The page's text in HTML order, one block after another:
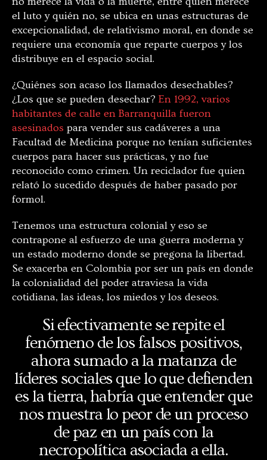
el luto y quién no, se ubica en unas estructuras de
excepcionalidad, de relativismo moral, en donde se
requiere una economía que reparte cuerpos y los
distribuye en el espacio social.
¿Quiénes son acaso los llamados desechables?
¿Los que se pueden desechar? En 1992, varios
habitantes de calle en Barranquilla fueron
asesinados para vender sus cadáveres a una
Facultad de Medicina porque no tenían suficientes
cuerpos para hacer sus prácticas, y no fue
reconocido como crimen. Un reciclador fue quien
relató lo sucedido después de haber pasado por
formol.
Tenemos una estructura colonial y eso se
contrapone al esfuerzo de una guerra moderna y
un estado moderno donde se pregona la libertad.
Se exacerba en Colombia por ser un país en donde
la colonialidad del poder atraviesa la vida
cotidiana, las ideas, los miedos y los deseos.
Si efectivamente se repite el
fenómeno de los falsos positivos,
ahora sumado a la matanza de
líderes sociales que lo que defienden
es la tierra, habría que entender que
nos muestra lo peor de un proceso
de paz en un país con la
necropolítica asociada a ella.